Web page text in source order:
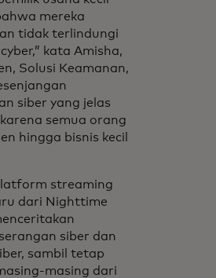
mereka
tidak terlindungi
kata Amisha,
Solusi Keamanan,
siber yang jelas
semua orang
hingga bisnis kecil
streaming
dari Nighttime
siber dan
sambil tetap
masing dari